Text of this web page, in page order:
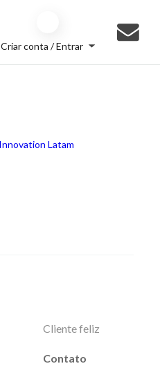
Criar conta / Entrar
Cliente feliz
Contato